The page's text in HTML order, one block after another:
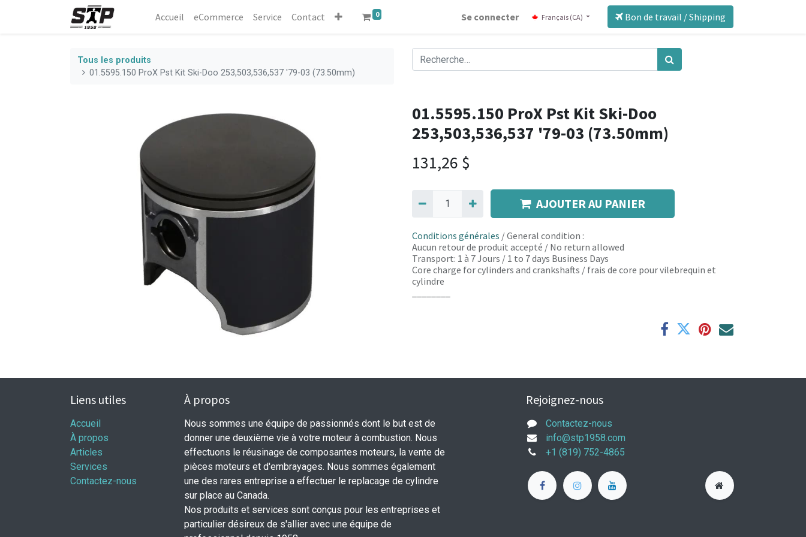
Accueil eCommerce​ Service Contact 0 Se connecter Français (CA) Bon de travail / Shipping
Tous les produits
01.5595.150 ProX Pst Kit Ski-Doo 253,503,536,537 '79-03 (73.50mm)
01.5595.150 ProX Pst Kit Ski-Doo
253,503,536,537 '79-03 (73.50mm)
131,26 $
AJOUTER AU PANIER
Conditions générales / General condition :
Aucun retour de produit accepté / No return allowed
Transport: 1 à 7 Jours / 1 to 7 days Business Days
Core charge for cylinders and crankshafts / frais de core pour vilebrequin et
cylindre
Liens utiles
Accueil
À propos
Articles
Services
Contactez-nous
À propos
Nous sommes une équipe de passionnés dont le but est de
donner une deuxième vie à votre moteur à combustion. Nous
effectuons le réusinage de composantes moteurs, la vente de
pièces moteurs et d'embrayages. Nous sommes également
une des rares entreprise a effectuer le replacage de cylindre
sur place au Canada.
Nos produits et services sont conçus pour les entreprises et
particulier désireux de s'allier avec une équipe de
Rejoignez-nous
Contactez-nous
info@stp1958.com
+1 (819) 752-4865